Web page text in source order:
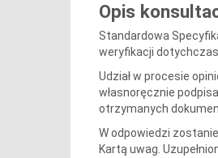
Opis
Standardowa
weryfikacji
Udział w procesie
własnoręcznie
otrzymanych
W odpowiedzi
Kartą uwag.